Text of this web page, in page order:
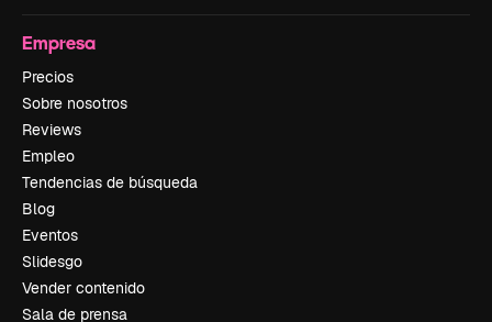
Empresa
Precios
Sobre nosotros
Reviews
Empleo
Tendencias de búsqueda
Blog
Eventos
Slidesgo
Vender contenido
Sala de prensa